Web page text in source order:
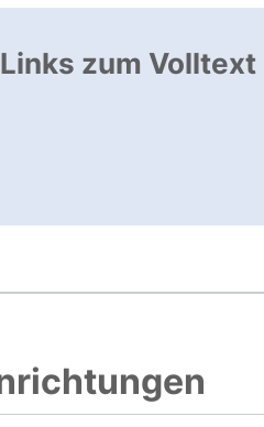
zum Volltext
Link, öffnet neues